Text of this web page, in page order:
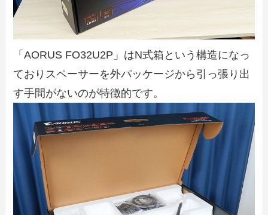
「AORUS FO32U2P」はN式箱という構造になっ
ておりスペーサーを外パッケージから引っ張り出
す手間がないのが特徴的です。